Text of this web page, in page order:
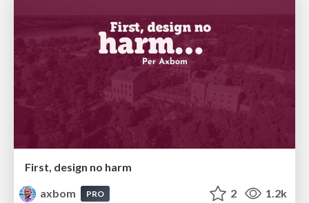
First, design no harm
axbom
PRO 2 1.2k